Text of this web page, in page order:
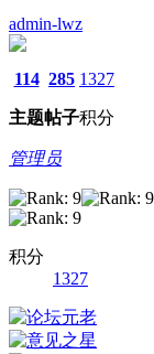
admin-lwz
114
主题
285
帖子
1327
积分
管理员
积分
1327